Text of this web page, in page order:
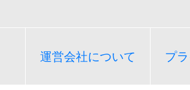
運営会社について プ